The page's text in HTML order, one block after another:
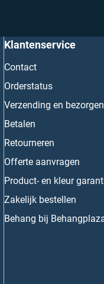
Klantenservice
Contact
Orderstatus
Verzending en bezorgen
Betalen
Retourneren
Offerte aanvragen
Product- en kleur
Zakelijk bestellen
Behang bij